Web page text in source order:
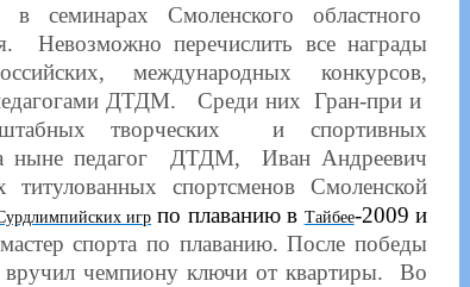
Смоленского областного
Невозможно перечислить все награды
международных конкурсов,
педагогами ДТДМ. Среди них Гран-при и
творческих и спортивных
педагог ДТДМ, Иван Андреевич
спортсменов Смоленской
игр по плаванию в Тайбее-2009 и
спорта по плаванию. После победы
вручил чемпиону ключи от квартиры. Во